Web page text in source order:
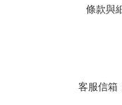
條款與
客服信箱